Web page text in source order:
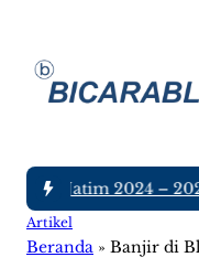
Jatim 2024 –
Artikel
Beranda » Banjir di